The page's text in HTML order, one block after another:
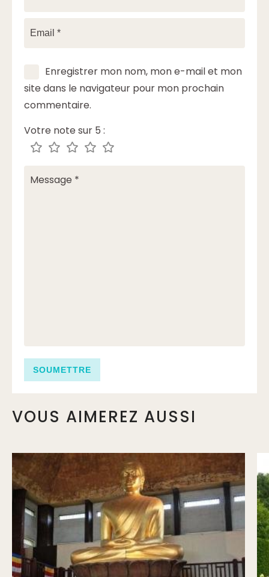
Enregistrer mon nom, mon e-mail et mon
site dans le navigateur pour mon prochain
commentaire.
Votre note sur 5 :
VOUS AIMEREZ AUSSI